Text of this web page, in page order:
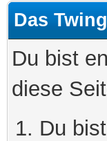
Das
Du bist
diese
Du